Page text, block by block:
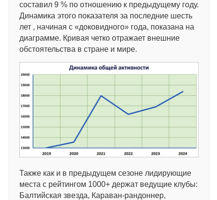
составил 9 % по отношению к предыдущему году.
Динамика этого показателя за последние шесть
лет , начиная с «доковидного» года, показана на
диаграмме. Кривая четко отражает внешние
обстоятельства в стране и мире.
Также как и в предыдущем сезоне лидирующие
места с рейтингом 1000+ держат ведущие клубы:
Балтийская звезда, Караван-рандоннер,